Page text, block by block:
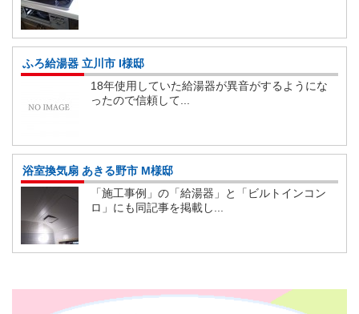
ふろ給湯器 立川市 I様邸
18年使用していた給湯器が異音がするようにな
ったので信頼して...
浴室換気扇 あきる野市 M様邸
「施工事例」の「給湯器」と「ビルトインコン
ロ」にも同記事を掲載し...